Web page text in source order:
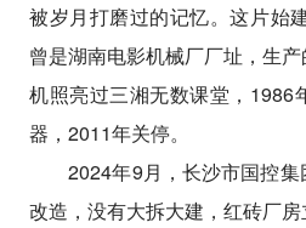
被岁月打磨过的记忆。这片始
曾是湖南电影机械厂厂址，生
机照亮过三湘无数课堂，1986
器，2011年关停。
2024年9月，长沙市国控集
改造，没有大拆大建，红砖厂